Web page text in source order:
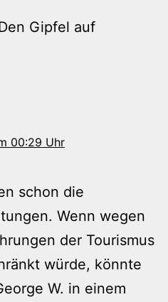
Gipfel auf
00:29 Uhr
schon die
Wenn wegen
der Tourismus
würde, könnte
W. in einem